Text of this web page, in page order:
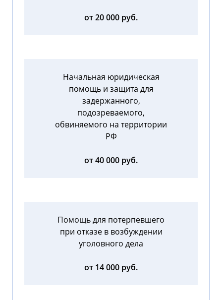
от 20 000 руб.
Начальная юридическая
помощь и защита для
задержанного,
подозреваемого,
обвиняемого на территории
РФ
от 40 000 руб.
Помощь для потерпевшего
при отказе в возбуждении
уголовного дела
от 14 000 руб.